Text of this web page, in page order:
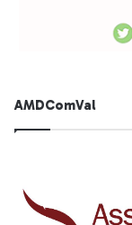
AMDComVal